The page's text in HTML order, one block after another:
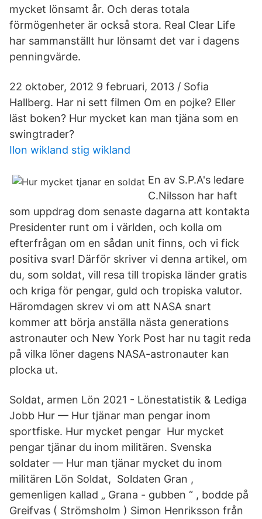
mycket lönsamt år. Och deras totala
förmögenheter är också stora. Real Clear Life
har sammanställt hur lönsamt det var i dagens
penningvärde.
22 oktober, 2012 9 februari, 2013 / Sofia
Hallberg. Har ni sett filmen Om en pojke? Eller
läst boken? Hur mycket kan man tjäna som en
swingtrader?
Ilon wikland stig wikland
En av S.P.A's ledare
C.Nilsson har haft
som uppdrag dom senaste dagarna att kontakta
Presidenter runt om i världen, och kolla om
efterfrågan om en sådan unit finns, och vi fick
positiva svar! Därför skriver vi denna artikel, om
du, som soldat, vill resa till tropiska länder gratis
och kriga för pengar, guld och tropiska valutor.
Häromdagen skrev vi om att NASA snart
kommer att börja anställa nästa generations
astronauter och New York Post har nu tagit reda
på vilka löner dagens NASA-astronauter kan
plocka ut.
Soldat, armen Lön 2021 - Lönestatistik & Lediga
Jobb Hur — Hur tjänar man pengar inom
sportfiske. Hur mycket pengar Hur mycket
pengar tjänar du inom militären. Svenska
soldater — Hur man tjänar mycket du inom
militären Lön Soldat, Soldaten Gran ,
gemenligen kallad „ Grana - gubben “ , bodde på
Greifvas ( Strömsholm ) Simon Henriksson från